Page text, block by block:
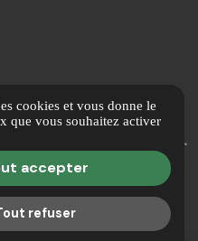
cookies et vous donne le
que vous souhaitez activer
accepter
refuser